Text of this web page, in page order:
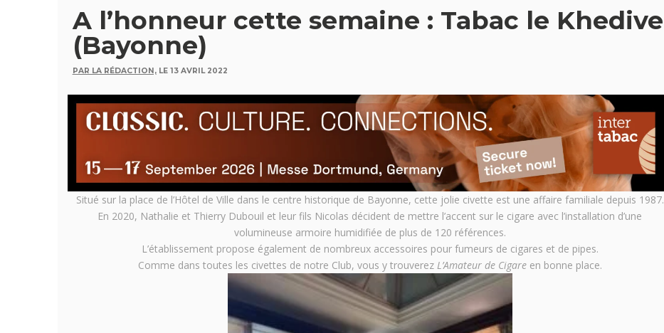
A l’honneur cette semaine : Tabac le Khedive
(Bayonne)
PAR LA RÉDACTION, LE 13 AVRIL 2022
Situé sur la place de l’Hôtel de Ville dans le centre historique de Bayonne, cette jolie civette est une affaire familiale depuis 1987.
En 2020, Nathalie et Thierry Dubouil et leur fils Nicolas décident de mettre l’accent sur le cigare avec l’installation d’une
volumineuse armoire humidifiée de plus de 120 références.
L’établissement propose également de nombreux accessoires pour fumeurs de cigares et de pipes.
Comme dans toutes les civettes de notre Club, vous y trouverez L’Amateur de Cigareen bonne place.